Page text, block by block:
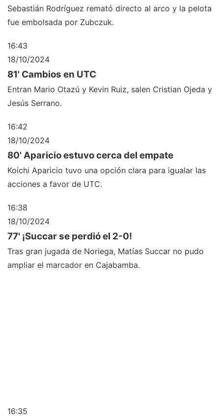
Sebastián Rodríguez remató directo al arco y la pelota
fue embolsada por Zubczuk.
16:43
18/10/2024
81' Cambios en UTC
Entran Mario Otazú y Kevin Ruiz, salen Cristian Ojeda y
Jesús Serrano.
16:42
18/10/2024
80' Aparicio estuvo cerca del empate
Koichi Aparicio tuvo una opción clara para igualar las
acciones a favor de UTC.
16:38
18/10/2024
77' ¡Succar se perdió el 2-0!
Tras gran jugada de Noriega, Matías Succar no pudo
ampliar el marcador en Cajabamba.
16:35